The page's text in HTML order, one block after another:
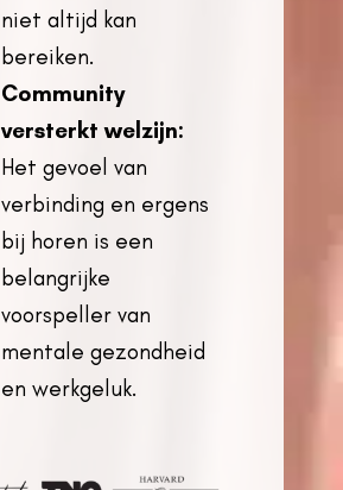
niet altijd kan
bereiken.
Community
versterkt welzijn:
Het gevoel van
verbinding en ergens
bij horen is een
belangrijke
voorspeller van
mentale gezondheid
en werkgeluk.